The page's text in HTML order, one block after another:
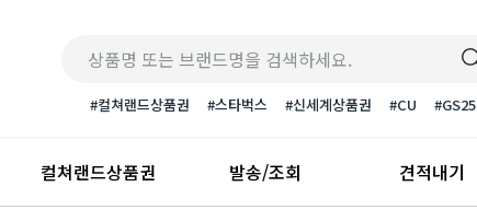
#컬쳐랜드상품권 #스타벅스 #신세계상품권 #CU #GS25
컬쳐랜드상품권 발송/조회 견적내기